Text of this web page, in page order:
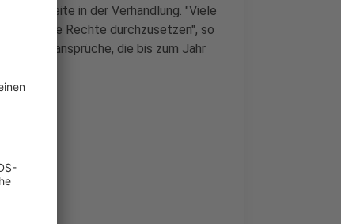
in der Verhandlung. "Viele
ihre Rechte durchzusetzen", so
Urlaubsansprüche, die bis zum Jahr